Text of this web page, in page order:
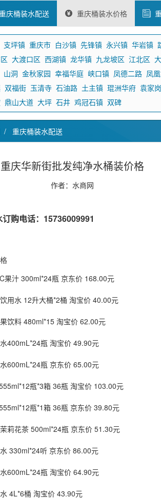
庆桶装水配送 重庆桶装水价格
支坪镇 重庆市 白沙镇 先锋镇 永兴镇 华岩镇
大渡口区 西湖镇 龙华镇 九龙坡区 江北区
山洞 金秋家园 幸福华庭 峡口镇 凤德二路 凤
双福街 玉清寺 石油路 土主镇 琨洲华府 袁家岗
鼎山大道 大坪 石井 鸡冠石镇 双碑
/ 重庆桶装水配送
重庆华新街批发纯净水桶装价格
作者：水商网
购电话：15736009991
果汁 300ml*24瓶 京东价 168.00元
用水 12升大桶*2桶 淘宝价 40.00元
饮料 480ml*15 淘宝价 62.00元
400mL*24瓶 淘宝价 49.90元
600mL*24瓶 京东价 65.00元
瓶*3箱 36瓶 淘宝价 103.00元
瓶*1箱 36瓶 京东价 39.80元
莉花茶 500ml*24瓶 京东价 51.30元
330ml*24听 京东价 86.00元
600mL*24瓶 淘宝价 64.90元
4L*6桶 淘宝价 43.90元